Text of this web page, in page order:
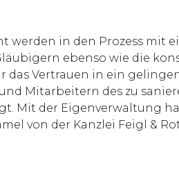
werden in den Prozess
ebenso wie die
Vertrauen in ein
Mitarbeitern des zu
Mit der Eigenverwaltung
von der Kanzlei Feigl &